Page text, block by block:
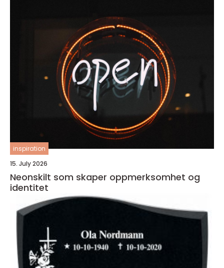
inspiration
15. July 2026
Neonskilt som skaper oppmerksomhet og
identitet